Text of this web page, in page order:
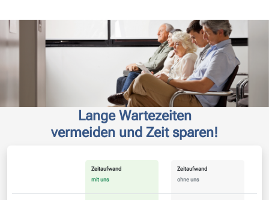
Lange Wartezeiten
vermeiden und Zeit sparen!
Zeitaufwand
mit uns
Zeitaufwand
ohne uns